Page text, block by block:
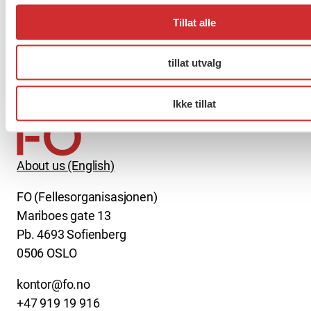
Tillat alle
tillat utvalg
Ikke tillat
Møt Anneli i yrkesetisk råd
About us (English)
FO (Fellesorganisasjonen)
Mariboes gate 13
Pb. 4693 Sofienberg
0506 OSLO
kontor@fo.no
+47 919 19 916